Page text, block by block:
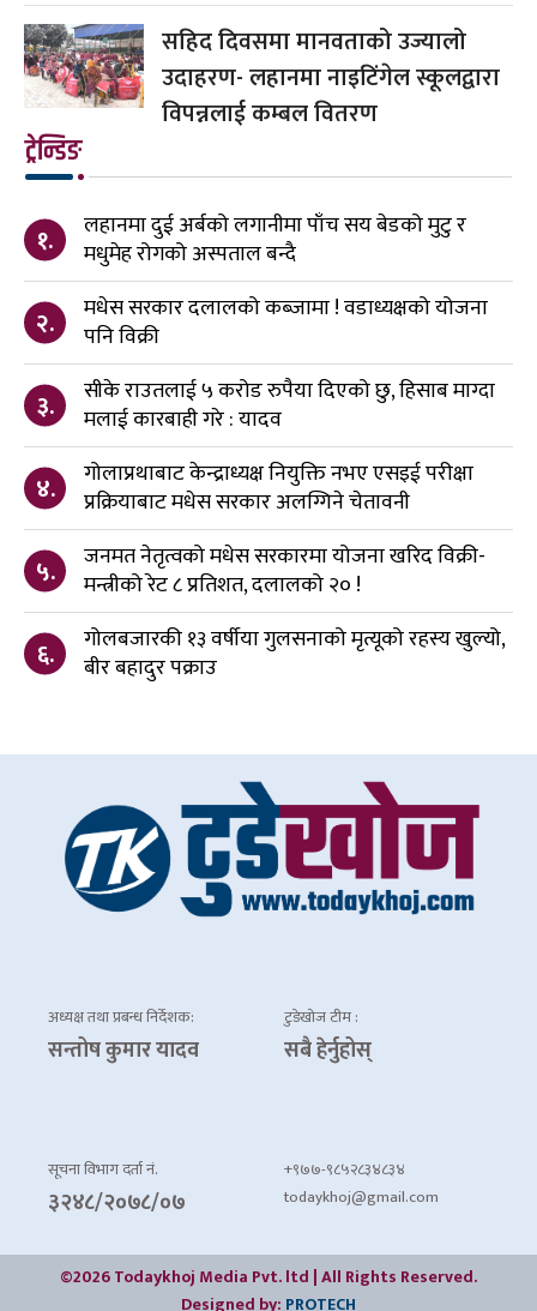
सहिद दिवसमा मानवताको उज्यालो
उदाहरण- लहानमा नाइटिंगेल स्कूलद्वारा
विपन्नलाई कम्बल वितरण
ट्रेन्डिङ
१.
लहानमा दुई अर्बको लगानीमा पाँच सय बेडको मुटु र
मधुमेह रोगको अस्पताल बन्दै
२.
मधेस सरकार दलालको कब्जामा ! वडाध्यक्षको योजना
पनि विक्री
३.
सीके राउतलाई ५ करोड रुपैया दिएको छु, हिसाब माग्दा
मलाई कारबाही गरे : यादव
४.
गोलाप्रथाबाट केन्द्राध्यक्ष नियुक्ति नभए एसइई परीक्षा
प्रक्रियाबाट मधेस सरकार अलग्गिने चेतावनी
५.
जनमत नेतृत्वको मधेस सरकारमा योजना खरिद विक्री-
मन्त्रीको रेट ८ प्रतिशत, दलालको २० !
६.
गोलबजारकी १३ वर्षीया गुलसनाको मृत्यूको रहस्य खुल्यो,
बीर बहादुर पक्राउ
अध्यक्ष तथा प्रबन्ध निर्देशक:
सन्तोष कुमार यादव
टुडेखोज टीम :
सबै हेर्नुहोस्
सूचना विभाग दर्ता नं.
३२४८/२०७८/०७
+९७७-९८५२८३४८३४
todaykhoj@gmail.com
©2026 Todaykhoj Media Pvt. ltd | All Rights Reserved.
Designed by: PROTECH